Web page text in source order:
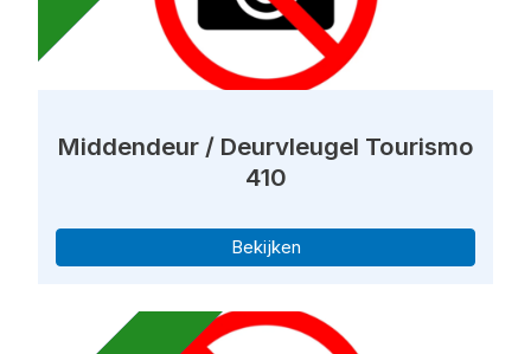
Middendeur / Deurvleugel Tourismo
410
Bekijken